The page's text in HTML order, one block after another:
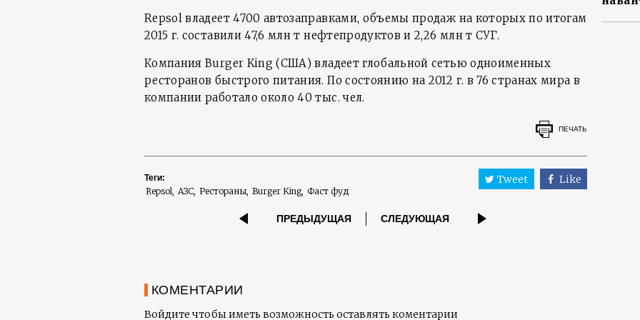
Repsol владеет 4700 автозаправками, объемы продаж на которых по итогам
2015 г. составили 47,6 млн т нефтепродуктов и 2,26 млн т СУГ.
Компания Burger King (США) владеет глобальной сетью одноименных
ресторанов быстрого питания. По состоянию на 2012 г. в 76 странах мира в
компании работало около 40 тыс. чел.
ПЕЧАТЬ
Теги:
Repsol АЗС Рестораны Burger King Фаст фуд
Tweet Like
ПРЕДЫДУЩАЯ СЛЕДУЮЩАЯ
КОМЕНТАРИИ
Войдите чтобы иметь возможность оставлять коментарии